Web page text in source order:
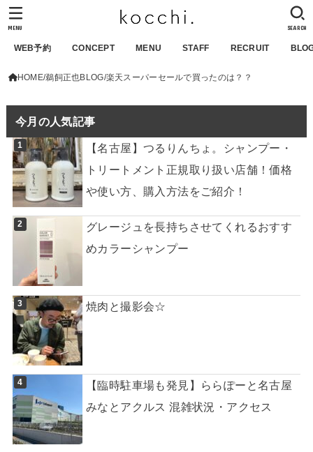
WEB予約 CONCEPT MENU STAFF RECRUIT
SEARCH
MENU
HOME 鵜飼正也BLOG 楽天スーパーセールで買ったのは？？
今月の人気記事
【名古屋】つるりんちょ。シャンプー・
トリートメント正規取り扱い店舗！価格
や使い方、購入方法をご紹介！
グレージュを長持ちさせてくれるおすす
めカラーシャンプー
焼肉と撮影会☆
【臨時駐車場も発見】ららぽーと名古屋
みなとアクルス 混雑状況・アクセス